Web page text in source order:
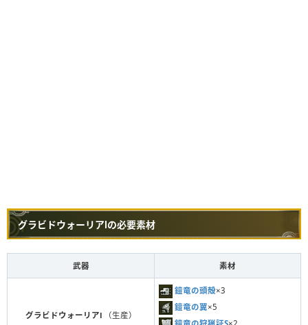
グラビドウォーリアⅠの必要素材
武器 素材
グラビドウォーリアⅠ（生産）
鎧竜の頭殻×3
鎧竜の翼×5